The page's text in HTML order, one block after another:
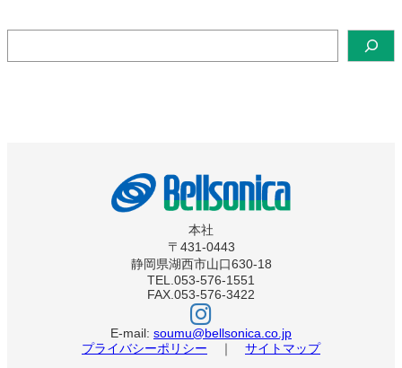
本社
〒431-0443
静岡県湖西市山口630-18
TEL.053-576-1551
FAX.053-576-3422
ベ
ル
ソ
ニ
カ
E-mail: soumu@bellsonica.co.jp
プライバシーポリシー ｜ サイトマップ